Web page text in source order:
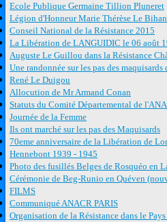
Ecole Publique Germaine Tillion Pluneret
Légion d'Honneur Marie Thérèse Le
Conseil National de la Résistance 2015
La Libération de LANGUIDIC le 06 août
Auguste Le Guillou dans la Résistance
Une randonnée sur les pas des maquisards
René Le Duigou
Allocution de Mr Armand Conan
Statuts du Comité Départemental de
Journée de la Femme
Ils ont marché sur les pas des Maquisards
70eme anniversaire de la Libération de
Hennebont 1939 - 1945
Photo des fusillés Belges de Rosquéo en
Cérémonie de Beg-Runio en Quéven
FILMS
Communiqué ANACR PARIS
Organisation de la Résistance dans le